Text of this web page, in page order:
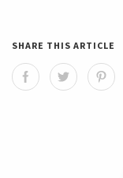
SHARE THIS ARTICLE